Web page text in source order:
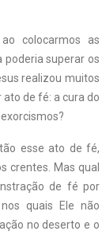
colocarmos as
poderia superar os
realizou muitos
de fé: a cura do
esse ato de fé,
crentes. Mas qual
de fé por
quais Ele não
no deserto e o